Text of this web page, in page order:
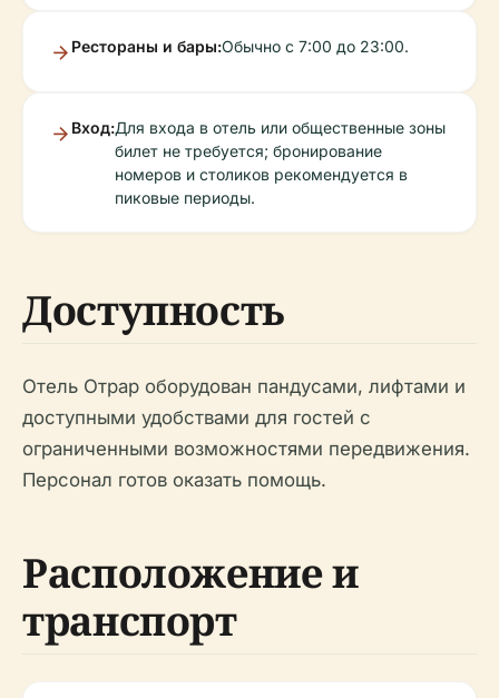
Рестораны и бары:Обычно с 7:00 до 23:00.
Вход:Для входа в отель или общественные зоны
билет не требуется; бронирование
номеров и столиков рекомендуется в
пиковые периоды.
Доступность
Отель Отрар оборудован пандусами, лифтами и
доступными удобствами для гостей с
ограниченными возможностями передвижения.
Персонал готов оказать помощь.
Расположение и
транспорт